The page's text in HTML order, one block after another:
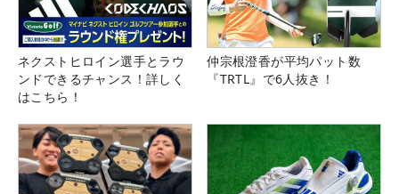
ネクストヒロイン選手とラウ
ンドできるチャンス！詳しく
はこちら！
仲宗根澄香が平均パット数
『TRTL』で6人抜き！